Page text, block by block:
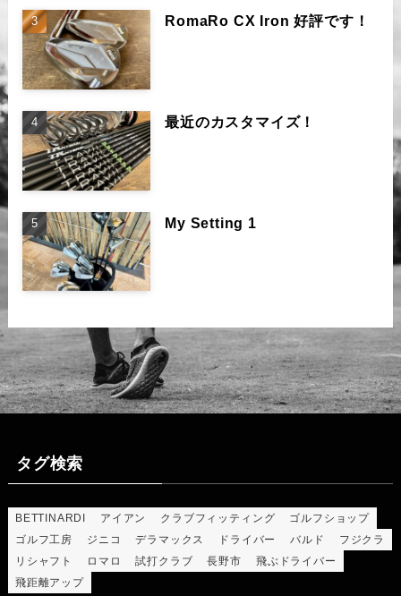
RomaRo CX Iron 好評です！
最近のカスタマイズ！
My Setting 1
タグ検索
BETTINARDI アイアン クラブフィッティング
ゴルフショップ
ゴルフ工房
ジニコ デラマックス ドライバー バルド
フジクラ
リシャフト
ロマロ 試打クラブ 長野市
飛ぶドライバー
飛距離アップ